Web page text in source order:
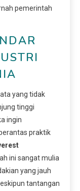
pemerintah
yang tidak
tinggi
ingin
praktik
ini sangat mulia
yang jauh
tantangan